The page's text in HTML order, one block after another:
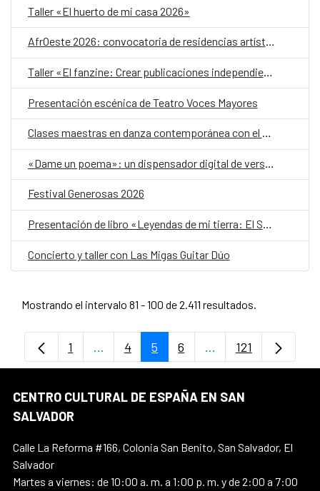
Taller «El huerto de mi casa 2026»
AfrOeste 2026: convocatoria de residencias artísticas
Taller «El fanzine: Crear publicaciones independientes a través de la experimentación»
Presentación escénica de Teatro Voces Mayores
Clases maestras en danza contemporánea con el Festival Nómada 2026
Festival Generosas 2026
Presentación de libro «Leyendas de mi tierra: El Salvador»
Concierto y taller con Las Migas Guitar Dúo
Mostrando el intervalo 81 - 100 de 2.411 resultados.
Página
1 ...Páginas intermedias Use TAB para
Página
4 Página
5 Página
6 ...PáginasPágina
121
CENTRO CULTURAL DE ESPAÑA EN SAN
SALVADOR
Calle La Reforma #166, Colonia San Benito, San Salvador, El
Salvador
Martes a viernes: de 10:00 a. m. a 1:00 p. m. y de 2:00 a 7:00